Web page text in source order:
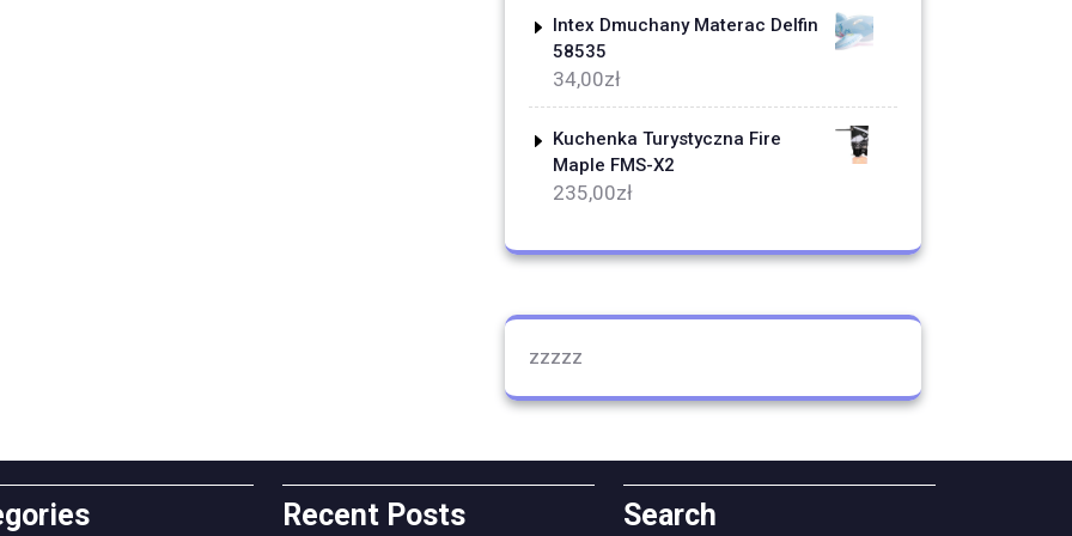
Intex Dmuchany Materac Delfin
58535
34,00zł
Kuchenka Turystyczna Fire
Maple FMS-X2
235,00zł
zzzzz
Recent Posts Search